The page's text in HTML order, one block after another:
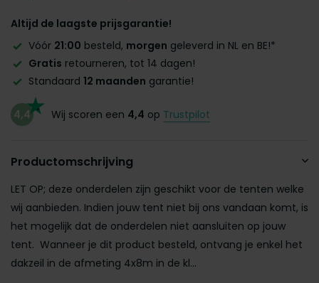
Altijd de laagste prijsgarantie!
Vóór 21:00 besteld, morgen geleverd in NL en BE!*
Gratis retourneren, tot 14 dagen!
Standaard 12 maanden garantie!
4,4 Wij scoren een 4,4 op Trustpilot
Productomschrijving
LET OP; deze onderdelen zijn geschikt voor de tenten welke
wij aanbieden. Indien jouw tent niet bij ons vandaan komt, is
het mogelijk dat de onderdelen niet aansluiten op jouw
tent. Wanneer je dit product besteld, ontvang je enkel het
dakzeil in de afmeting 4x8m in de kl...